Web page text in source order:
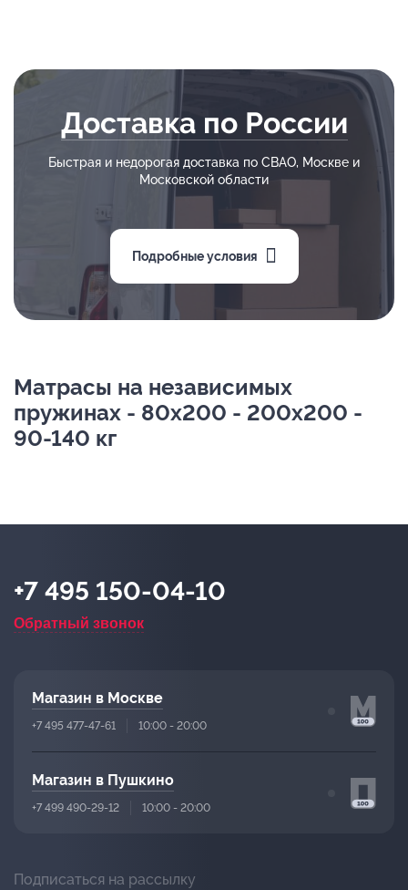
Доставка по России
Быстрая и недорогая доставка по СВАО, Москве и
Московской области
Подробные условия
Матрасы на независимых
пружинах - 80х200 - 200х200 -
90-140 кг
+7 495 150-04-10
Обратный звонок
Магазин в Москве
+7 495 477-47-61 10:00 - 20:00
Магазин в Пушкино
+7 499 490-29-12 10:00 - 20:00
Подписаться на рассылку